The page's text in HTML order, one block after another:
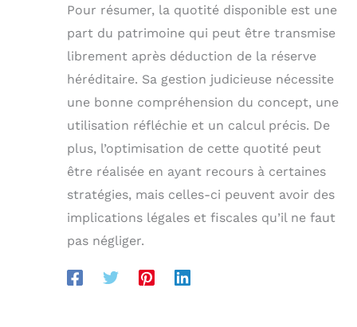
Pour résumer, la quotité disponible est une
part du patrimoine qui peut être transmise
librement après déduction de la réserve
héréditaire. Sa gestion judicieuse nécessite
une bonne compréhension du concept, une
utilisation réfléchie et un calcul précis. De
plus, l’optimisation de cette quotité peut
être réalisée en ayant recours à certaines
stratégies, mais celles-ci peuvent avoir des
implications légales et fiscales qu’il ne faut
pas négliger.